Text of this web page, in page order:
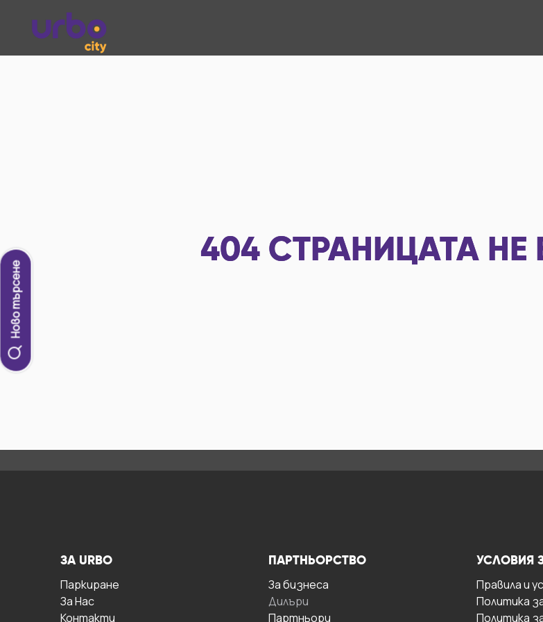
Ново търсене
404 СТРАНИЦАТА НЕ
ЗА URBO
Паркиране
За Hас
Контакти
ПАРТНЬОРСТВО
За бизнесa
Дилъри
Партньори
УСЛОВИЯ
Правила и
Политика
Политика